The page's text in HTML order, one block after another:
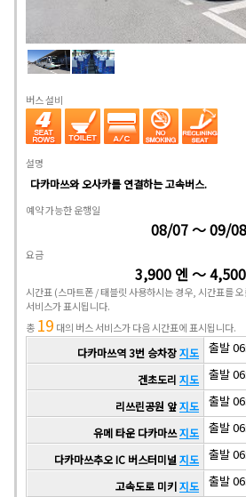
버스 설비
설명
다카마쓰와 오사카를 연결하는 고속버스.
예약 가능한 운행일
08/07 ～ 09/08
요금
3,900 엔 ～
시간표 (스마트폰 / 태블릿 사용하시는 경우, 시간표를
서비스가 표시됩니다.
총 19 대의 버스 서비스가 다음 시간표에 표시됩니다.
다카마쓰역 3번 승차장지도 출발
겐초도리 지도 출발
리쓰린공원 앞지도 출발
유메 타운 다카마쓰지도 출발
다카마쓰추오 IC 버스터미널 지도 출발
고속도로 미키지도 출발